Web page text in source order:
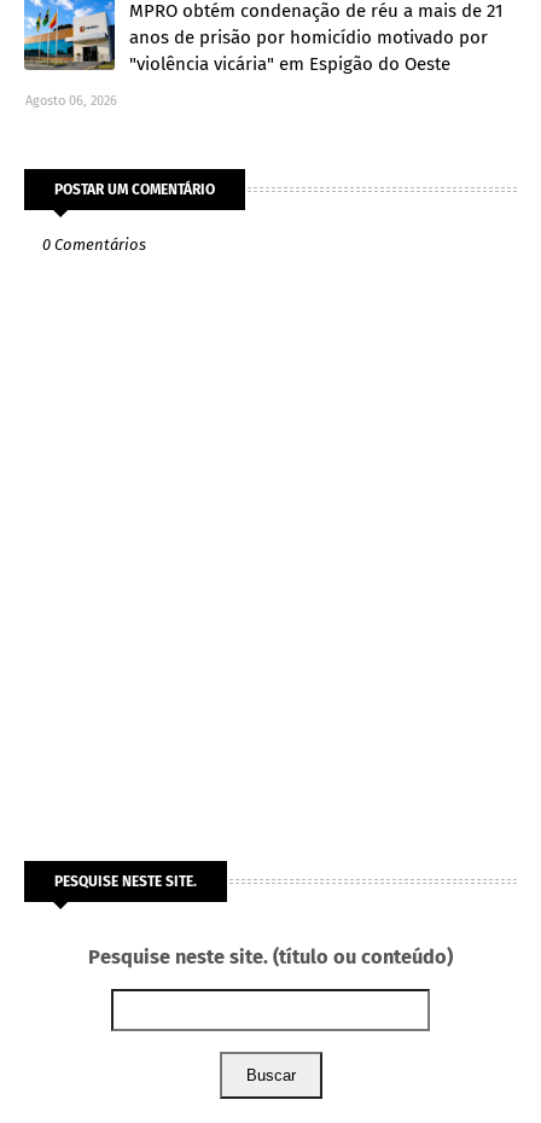
MPRO obtém condenação de réu a mais de 21
anos de prisão por homicídio motivado por
"violência vicária" em Espigão do Oeste
Agosto 06, 2026
POSTAR UM COMENTÁRIO
0 Comentários
PESQUISE NESTE SITE.
Pesquise neste site. (título ou conteúdo)
Buscar